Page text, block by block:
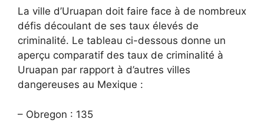
La ville d’Uruapan doit faire face à de nombreux
défis découlant de ses taux élevés de
criminalité. Le tableau ci-dessous donne un
aperçu comparatif des taux de criminalité à
Uruapan par rapport à d’autres villes
dangereuses au Mexique :
– Obregon : 135